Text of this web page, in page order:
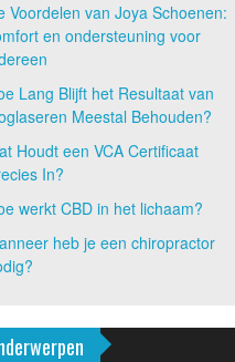
Voordelen van Joya Schoenen:
en ondersteuning voor
Lang Blijft het Resultaat van
Meestal Behouden?
Houdt een VCA Certificaat
In?
werkt CBD in het lichaam?
heb je een chiropractor